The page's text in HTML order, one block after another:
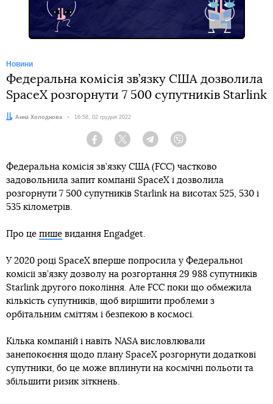
Новини
Федеральна комісія зв’язку США дозволила
SpaceX розгорнути 7 500 супутників Starlink
Автор:
Анна Холоднова Дата:
16:58, 02 грудня 2022
Facebook Twitter Telegram
Федеральна комісія зв’язку США (FCC) частково
задовольнила запит компанії SpaceX і дозволила
розгорнути 7 500 супутників Starlink на висотах 525, 530 і
535 кілометрів.
Про це пише видання Engadget.
У 2020 році SpaceX вперше попросила у Федеральної
комісії зв’язку дозволу на розгортання 29 988 супутників
Starlink другого покоління. Але FCC поки що обмежила
кількість супутників, щоб вирішити проблеми з
орбітальним сміттям і безпекою в космосі.
Кілька компаній і навіть NASA висловлювали
занепокоєння щодо плану SpaceX розгорнути додаткові
супутники, бо це може вплинути на космічні польоти та
збільшити ризик зіткнень.